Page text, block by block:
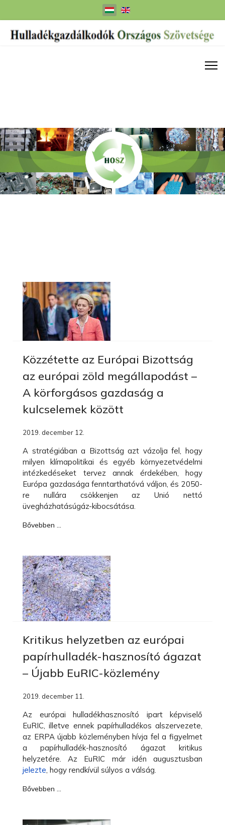
Válasszon nyelvet
Közzétette az Európai Bizottság
az európai zöld megállapodást –
A körforgásos gazdaság a
kulcselemek között
2019. december 12.
A stratégiában a Bizottság azt vázolja fel, hogy
milyen klímapolitikai és egyéb környezetvédelmi
intézkedéseket tervez annak érdekében, hogy
Európa gazdasága fenntarthatóvá váljon, és 2050-
re nullára csökkenjen az Unió nettó
üvegházhatásúgáz-kibocsátása.
Bővebben …
Kritikus helyzetben az európai
papírhulladék-hasznosító ágazat
– Újabb EuRIC-közlemény
2019. december 11.
Az európai hulladékhasznosító ipart képviselő
EuRIC, illetve ennek papírhulladékos alszervezete,
az ERPA újabb közleményben hívja fel a figyelmet
a papírhulladék-hasznosító ágazat kritikus
helyzetére. Az EuRIC már idén augusztusban
jelezte, hogy rendkívül súlyos a válság.
Bővebben …